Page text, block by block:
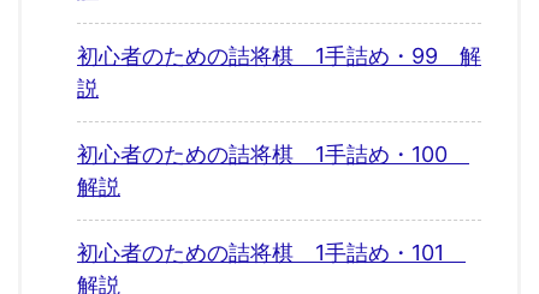
初心者のための詰将棋 1手詰め・99 解
説
初心者のための詰将棋 1手詰め・100
解説
初心者のための詰将棋 1手詰め・101
解説